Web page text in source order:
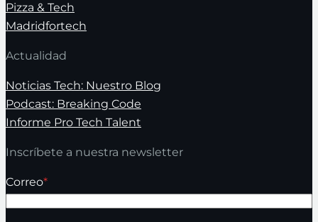
Pizza & Tech
Madridfortech
Actualidad
Noticias Tech: Nuestro Blog
Podcast: Breaking Code
Informe Pro Tech Talent
Inscríbete a nuestra newsletter
Correo*